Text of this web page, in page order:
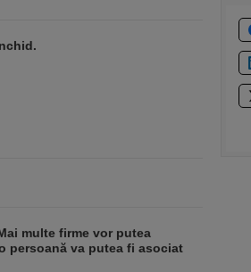
multe firme vor putea
persoană va putea fi asociat